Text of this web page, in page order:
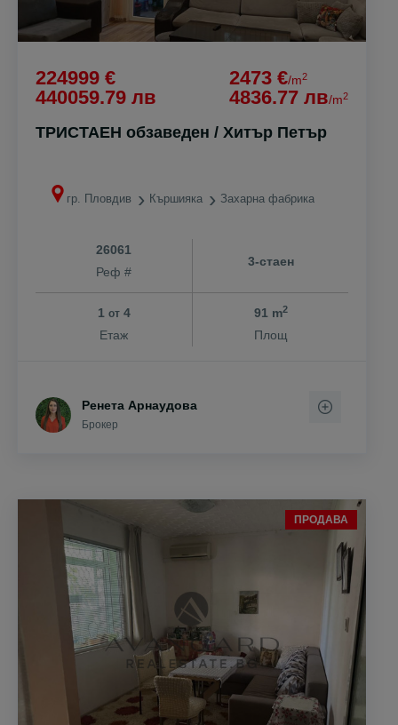
224999 €
440059.79 лв
2473 €/m2
4836.77 лв/m2
ТРИСТАЕН обзаведен / Хитър Петър
гр. Пловдив Кършияка Захарна фабрика
26061
Реф #
3-стаен
1 от4
Етаж
91 m2
Площ
Ренета Арнаудова
Брокер
ПРОДАВА